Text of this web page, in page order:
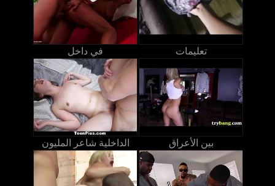
في داخل تعليمات
الداخلية شاعر المليون بين الأعراق